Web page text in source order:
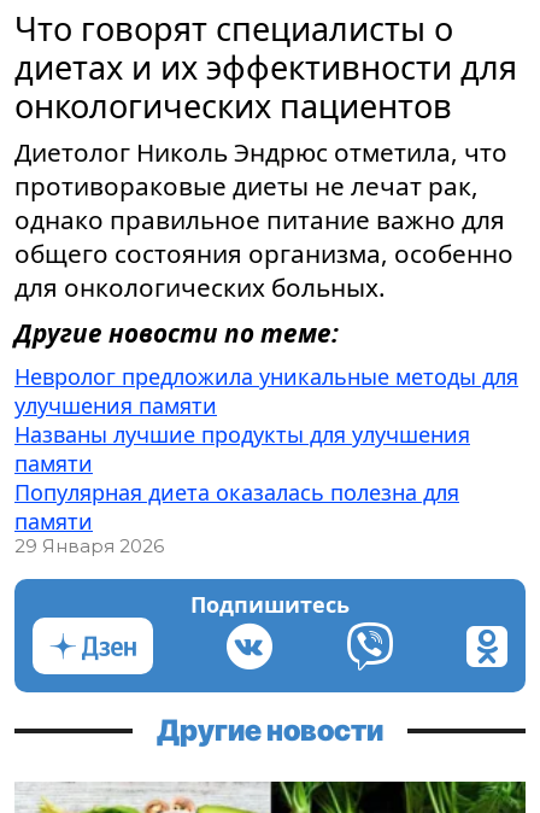
Что говорят специалисты о
диетах и их эффективности для
онкологических пациентов
Диетолог Николь Эндрюс отметила, что
противораковые диеты не лечат рак,
однако правильное питание важно для
общего состояния организма, особенно
для онкологических больных.
Другие новости по теме:
Невролог предложила уникальные методы для
улучшения памяти
Названы лучшие продукты для улучшения
памяти
Популярная диета оказалась полезна для
памяти
29 Января 2026
Подпишитесь
Другие новости